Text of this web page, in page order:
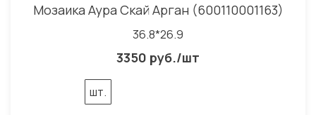
Мозаика Аура Скай Арган (600110001163)
36.8*26.9
3350 руб./шт
шт.